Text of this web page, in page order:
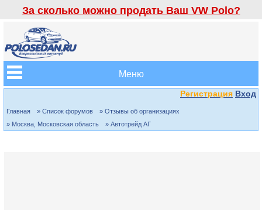
За сколько можно продать Ваш VW Polo?
Меню
Регистрация Вход
Главная » Список форумов
» Отзывы об организациях
» Москва, Московская область
» Автотрейд АГ